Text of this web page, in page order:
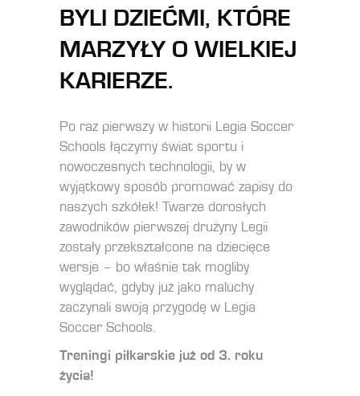
BYLI DZIEĆMI, KTÓRE
MARZYŁY O WIELKIEJ
KARIERZE.
Po raz pierwszy w historii Legia Soccer
Schools łączymy świat sportu i
nowoczesnych technologii, by w
wyjątkowy sposób promować zapisy do
naszych szkółek! Twarze dorosłych
zawodników pierwszej drużyny Legii
zostały przekształcone na dziecięce
wersje – bo właśnie tak mogliby
wyglądać, gdyby już jako maluchy
zaczynali swoją przygodę w Legia
Soccer Schools.
Treningi piłkarskie już od 3. roku
życia!